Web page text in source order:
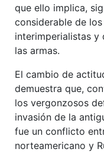
que ello implica,
considerable de
interimperialistas y
las armas.
El cambio de
demuestra que,
los vergonzosos
invasión de la
fue un conflicto
norteamericano y